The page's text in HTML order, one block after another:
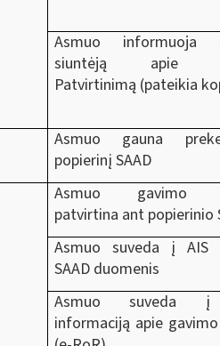
Asmuo informuoja
siuntėją apie
Patvirtinimą (pateikia
Asmuo gauna
popierinį SAAD
Asmuo gavimo
patvirtina ant popierinio
Asmuo suveda į AIS
SAAD duomenis
Asmuo suveda
informaciją apie